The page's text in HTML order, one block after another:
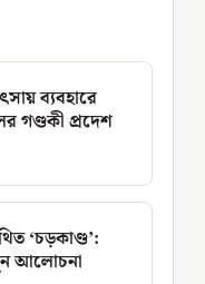
ব্যবহারে
গণ্ডকী প্রদেশ
‘চড়কাণ্ড’:
আলোচনা